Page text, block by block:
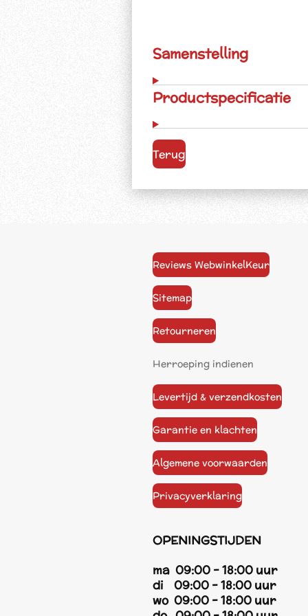
Samenstelling
Productspecificatie
Terug
Reviews WebwinkelKeur
Sitemap
Retourneren
Herroeping indienen
Levertijd & verzendkosten
Garantie en klachten
Algemene voorwaarden
Privacyverklaring
OPENINGSTIJDEN
ma 09:00 - 18:00 uur
di 09:00 - 18:00 uur
wo 09:00 - 18:00 uur